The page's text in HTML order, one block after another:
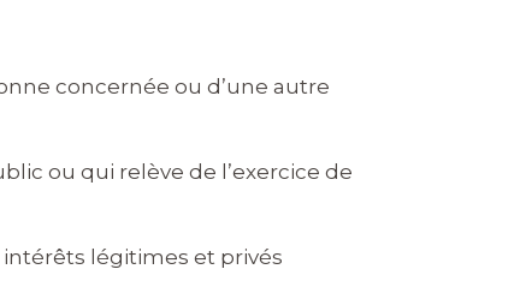
concernée ou d’une autre
ou qui relève de l’exercice de
légitimes et privés